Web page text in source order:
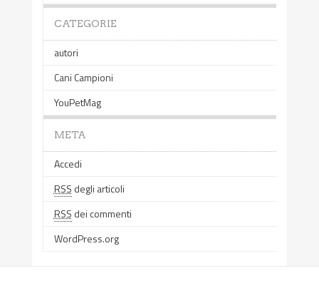
CATEGORIE
autori
Cani Campioni
YouPetMag
META
Accedi
RSS degli articoli
RSS dei commenti
WordPress.org